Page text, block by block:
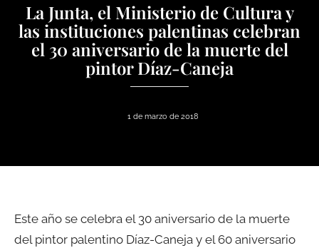
La Junta, el Ministerio de Cultura y
las instituciones palentinas celebran
el 30 aniversario de la muerte del
pintor Díaz-Caneja
1 de marzo de 2018
Este año se celebra el 30 aniversario de la muerte
del pintor palentino Díaz-Caneja y el 60 aniversario